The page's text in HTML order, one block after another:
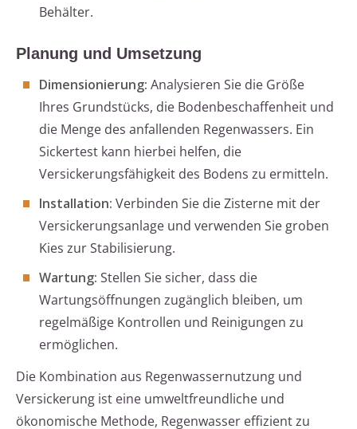
Behälter.
Planung und Umsetzung
Dimensionierung: Analysieren Sie die Größe
Ihres Grundstücks, die Bodenbeschaffenheit und
die Menge des anfallenden Regenwassers. Ein
Sickertest kann hierbei helfen, die
Versickerungsfähigkeit des Bodens zu ermitteln.
Installation: Verbinden Sie die Zisterne mit der
Versickerungsanlage und verwenden Sie groben
Kies zur Stabilisierung.
Wartung: Stellen Sie sicher, dass die
Wartungsöffnungen zugänglich bleiben, um
regelmäßige Kontrollen und Reinigungen zu
ermöglichen.
Die Kombination aus Regenwassernutzung und
Versickerung ist eine umweltfreundliche und
ökonomische Methode, Regenwasser effizient zu